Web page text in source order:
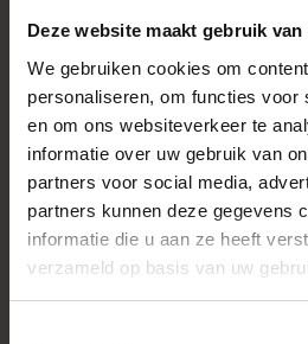
Deze website maakt gebruik van
We gebruiken cookies om
personaliseren, om functies voor
en om ons websiteverkeer te
informatie over uw gebruik van
partners voor social media,
partners kunnen deze gegevens
informatie die u aan ze heeft
verzameld op basis van uw
EIGENSCHAPPEN
Specificaties
* All